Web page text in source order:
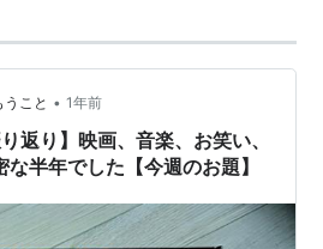
けの医院に行き、ピロリ菌をし
で…
こと • 1年前
返り】映画、音楽、お笑い、
半年でした【今週のお題】